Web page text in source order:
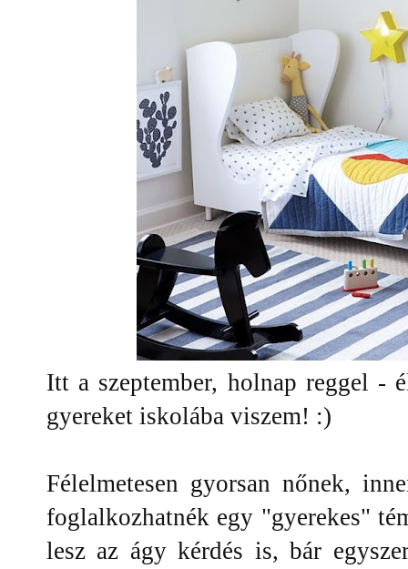
Itt a szeptember, holnap reggel -
gyereket iskolába viszem! :)
Félelmetesen gyorsan nőnek,
foglalkozhatnék egy "gyerekes"
lesz az ágy kérdés is, bár